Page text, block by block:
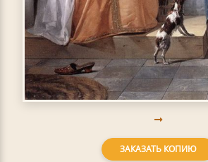
ЗАКАЗАТЬ КОПИЮ